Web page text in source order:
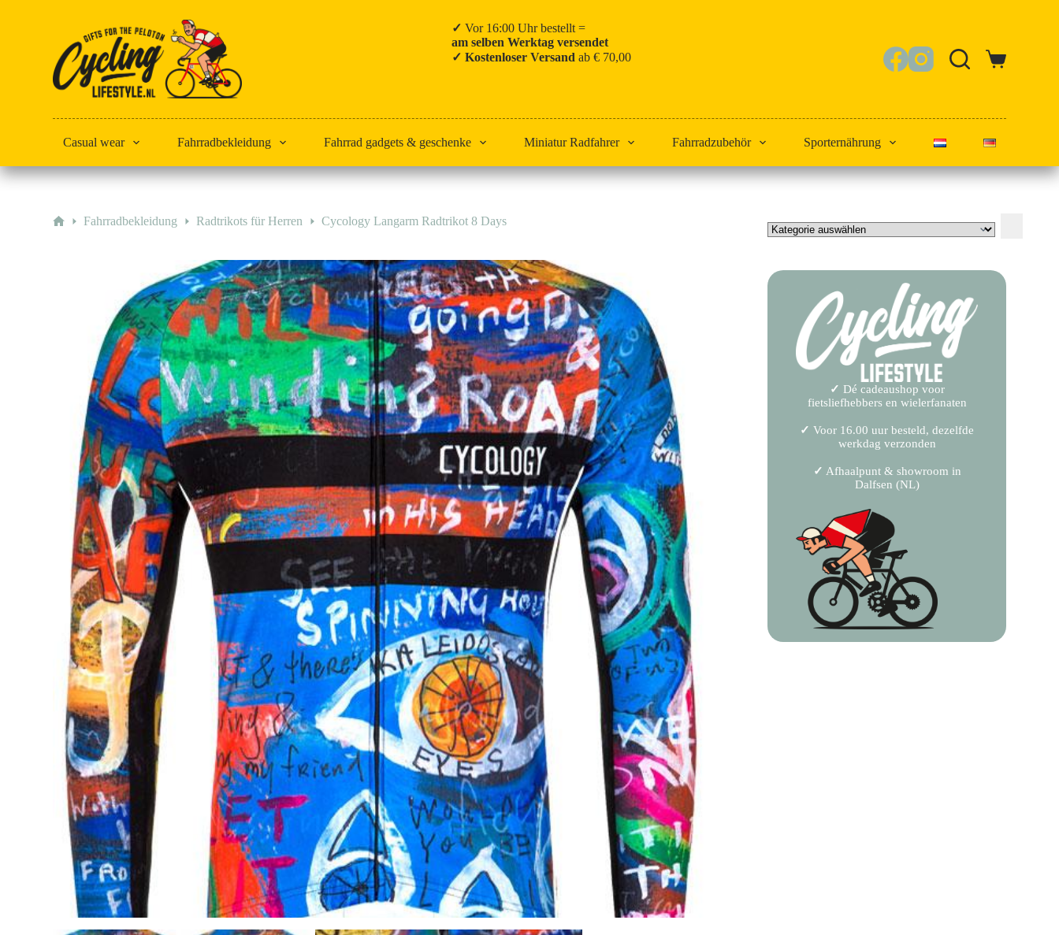
✓ Vor 16:00 Uhr bestellt =
am selben Werktag versendet
✓ Kostenloser Versand ab € 70,00
Warenkorb
Casual wear Fahrradbekleidung Fahrrad gadgets & geschenke Miniatur Radfahrer Fahrradzubehör Sporternährung
StartFahrradbekleidung Radtrikots für Herren Cycology Langarm Radtrikot 8 Days
auswählen
✓ Dé cadeaushop voor
fietsliefhebbers en wielerfanaten
✓ Voor 16.00 uur besteld, dezelfde
werkdag verzonden
✓ Afhaalpunt & showroom in
Dalfsen (NL)